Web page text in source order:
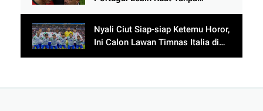
di Bawah Thailand
Nyali Ciut Siap-siap Ketemu Horor,
Ini Calon Lawan Timnas Italia di
Babak Play-Off